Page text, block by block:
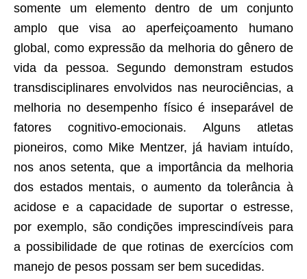
somente um elemento dentro de um conjunto
amplo que visa ao aperfeiçoamento humano
global, como expressão da melhoria do gênero de
vida da pessoa. Segundo demonstram estudos
transdisciplinares envolvidos nas neurociências, a
melhoria no desempenho físico é inseparável de
fatores cognitivo-emocionais. Alguns atletas
pioneiros, como Mike Mentzer, já haviam intuído,
nos anos setenta, que a importância da melhoria
dos estados mentais, o aumento da tolerância à
acidose e a capacidade de suportar o estresse,
por exemplo, são condições imprescindíveis para
a possibilidade de que rotinas de exercícios com
manejo de pesos possam ser bem sucedidas.